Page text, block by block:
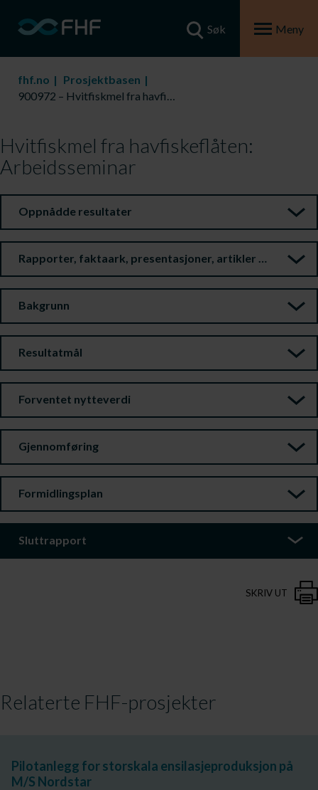
Søk Meny
fhf.no
Prosjektbasen
900972 – Hvitfiskmel fra havfiskeflåten: Arbeidsseminar
Hvitfiskmel fra havfiskeflåten:
Arbeidsseminar
Oppnådde resultater
Rapporter, faktaark, presentasjoner, artikler m.m.
Bakgrunn
Resultatmål
Forventet nytteverdi
Gjennomføring
Formidlingsplan
Sluttrapport
SKRIV UT
Relaterte FHF-prosjekter
Pilotanlegg for storskala ensilasjeproduksjon på
M/S Nordstar